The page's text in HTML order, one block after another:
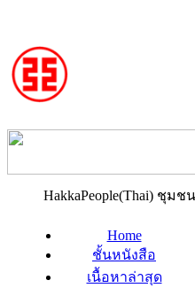
HakkaPeople(Thai) ชุม
Home
ชั้นหนังสือ
เนื้อหาล่าสุด